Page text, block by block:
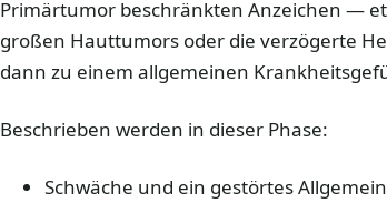
Primärtumor beschränkten Anzeichen —
großen Hauttumors oder die verzögerte
dann zu einem allgemeinen
Beschrieben werden in dieser Phase:
Schwäche und ein gestörtes